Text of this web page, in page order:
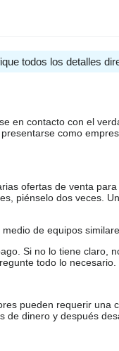
todos los detalles
en contacto con el
como
ofertas de venta
piénselo dos veces.
de equipos
Si no lo tiene claro,
todo lo necesario.
pueden requerir
dinero y después